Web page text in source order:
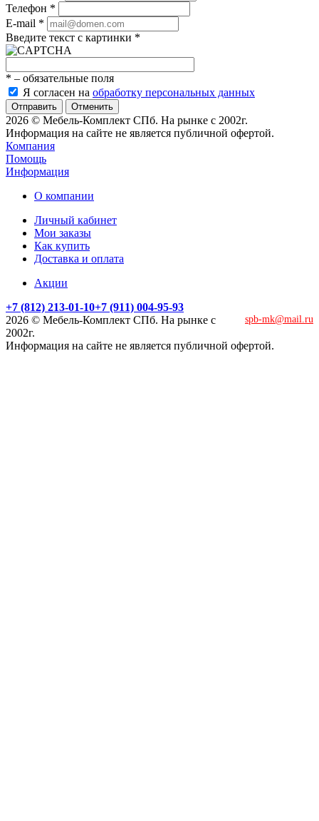
Телефон *
E-mail *
Введите текст с картинки *
* – обязательные поля
Я согласен на обработку персональных данных
Отменить
2026 © Мебель-Комплект СПб. На рынке с 2002г.
Информация на сайте не является публичной офертой.
Компания
Помощь
Информация
О компании
Личный кабинет
Мои заказы
Как купить
Доставка и оплата
Акции
+7 (812) 213-01-10+7 (911) 004-95-93
spb-mk@mail.ru
2026 © Мебель-Комплект СПб. На рынке с
2002г.
Информация на сайте не является публичной офертой.